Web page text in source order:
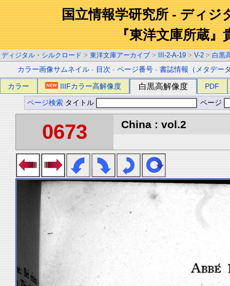
国立情報学研究所 - ディジ
『東洋文庫所蔵』
ディジタル・シルクロード > 東洋文庫アーカイブ > III-2-A-19 > V-2 > 白黒
カラー画像サムネイル - 目次 -ページ番号 -書誌情報（メタデー
カラー IIIFカラー高解像度 白黒高解像度 PDF
ページ検索 タイトル ページ
0673 China : vol.2